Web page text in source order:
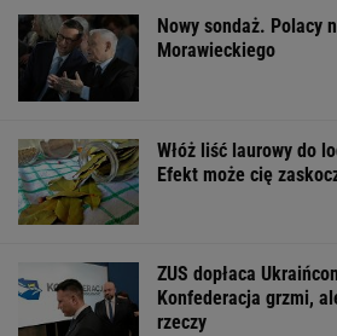
Nowy sondaż. Polacy
Morawieckiego
Włóż liść laurowy do
Efekt może cię
ZUS dopłaca
Konfederacja grzmi,
rzeczy